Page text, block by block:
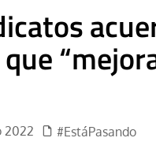
de vida… es posible
El cuidado de la creación
Experiencia
Libro
La
2022 #EstáPasando